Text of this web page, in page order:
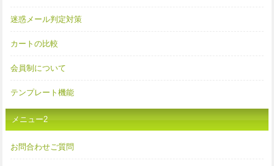
迷惑メール判定対策
カートの比較
会員制について
テンプレート機能
メニュー2
お問合わせご質問